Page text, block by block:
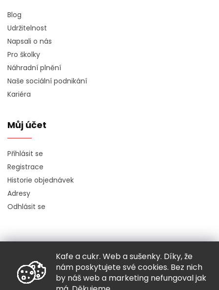
Kafe a cukr. Web a sušenky. Díky, že
nám poskytujete své cookies. Bez nich
by náš web a marketing nefungoval jak
Blog
Udržitelnost
Napsali o nás
Pro školky
Náhradní plnění
Naše sociální podnikání
Kariéra
Můj účet
Přihlásit se
Registrace
Historie objednávek
Adresy
Odhlásit se
Copyright 2026Hugo chodí bos. Všechna práva vyhrazena.
Grafický návrh vytvořil a nakódovalShoptak.cz